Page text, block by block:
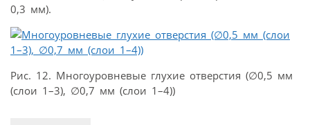
0,3 мм).
Рис. 12. Многоуровневые глухие отверстия (∅0,5 мм
(слои 1–3), ∅0,7 мм (слои 1–4))